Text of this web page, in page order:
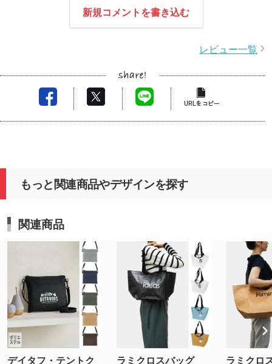
新規コメントを書き込む
レビュー一覧
もっと関連商品やデザインを探す
関連商品
デイタフ・テントク
ラミクロスバッグ
ラミクロ